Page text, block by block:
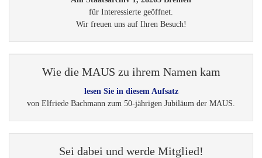
für Interessierte geöffnet.
Wir freuen uns auf Ihren Besuch!
Wie die MAUS zu ihrem Namen kam
lesen Sie in diesem Aufsatz
von Elfriede Bachmann zum 50-jährigen Jubiläum der MAUS.
Sei dabei und werde Mitglied!